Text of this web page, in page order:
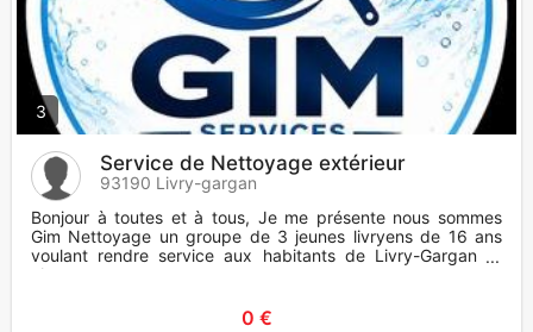
3
Service de Nettoyage extérieur
93190 Livry-gargan
Bonjour à toutes et à tous, Je me présente nous sommes
Gim Nettoyage un groupe de 3 jeunes livryens de 16 ans
voulant rendre service aux habitants de Livry-Gargan et
alentours t
0 €